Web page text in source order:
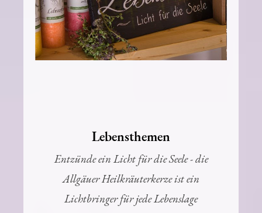
Lebensthemen
Entzünde ein Licht für die Seele - die
Allgäuer Heilkräuterkerze ist ein
Lichtbringer für jede Lebenslage